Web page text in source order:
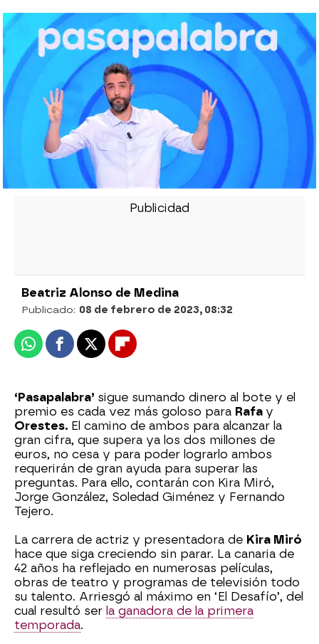
Beatriz Alonso de Medina
Publicado: 08 de febrero de 2023, 08:32
WhatsappFacebook
X Flipboard
‘Pasapalabra’ sigue sumando dinero al bote y el
premio es cada vez más goloso para Rafa y
Orestes. El camino de ambos para alcanzar la
gran cifra, que supera ya los dos millones de
euros, no cesa y para poder lograrlo ambos
requerirán de gran ayuda para superar las
preguntas. Para ello, contarán con Kira Miró,
Jorge González, Soledad Giménez y Fernando
Tejero.
La carrera de actriz y presentadora de Kira Miró
hace que siga creciendo sin parar. La canaria de
42 años ha reflejado en numerosas películas,
obras de teatro y programas de televisión todo
su talento. Arriesgó al máximo en ‘El Desafío’, del
cual resultó ser la ganadora de la primera
temporada.